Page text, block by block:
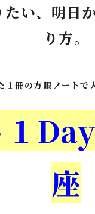
い、明日
り方。
１冊の方眼ノートで
座